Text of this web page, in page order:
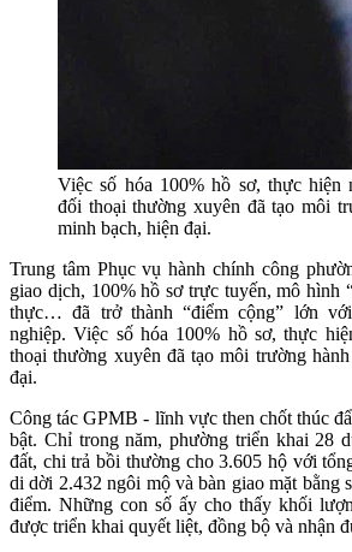
Việc số hóa 100% hồ sơ, thực hiện
đối thoại thường xuyên đã tạo môi
minh bạch, hiện đại.
Trung tâm Phục vụ hành chính công
giao dịch, 100% hồ sơ trực tuyến, mô hình
thực… đã trở thành “điểm cộng” lớn
nghiệp. Việc số hóa 100% hồ sơ, thực
thoại thường xuyên đã tạo môi trường
đại.
Công tác GPMB - lĩnh vực then chốt thúc
bật. Chỉ trong năm, phường triển khai 28
đất, chi trả bồi thường cho 3.605 hộ với
di dời 2.432 ngôi mộ và bàn giao mặt bằng
điểm. Những con số ấy cho thấy khối
được triển khai quyết liệt, đồng bộ và nhận